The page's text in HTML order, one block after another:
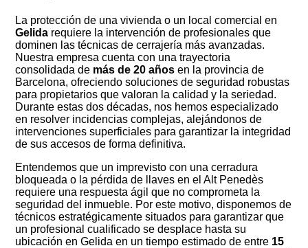
La protección de una vivienda o un local comercial en
Gelida requiere la intervención de profesionales que
dominen las técnicas de cerrajería más avanzadas.
Nuestra empresa cuenta con una trayectoria
consolidada de más de 20 años en la provincia de
Barcelona, ofreciendo soluciones de seguridad robustas
para propietarios que valoran la calidad y la seriedad.
Durante estas dos décadas, nos hemos especializado
en resolver incidencias complejas, alejándonos de
intervenciones superficiales para garantizar la integridad
de sus accesos de forma definitiva.
Entendemos que un imprevisto con una cerradura
bloqueada o la pérdida de llaves en el Alt Penedès
requiere una respuesta ágil que no comprometa la
seguridad del inmueble. Por este motivo, disponemos de
técnicos estratégicamente situados para garantizar que
un profesional cualificado se desplace hasta su
ubicación en Gelida en un tiempo estimado de entre 15